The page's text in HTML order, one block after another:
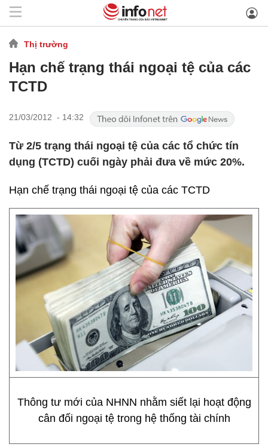
Thị trường
Hạn chế trạng thái ngoại tệ của các
TCTD
21/03/2012 - 14:32
Từ 2/5 trạng thái ngoại tệ của các tổ chức tín
dụng (TCTD) cuối ngày phải đưa về mức 20%.
Hạn chế trạng thái ngoại tệ của các TCTD
Thông tư mới của NHNN nhằm siết lại hoạt động
cân đối ngoại tệ trong hệ thống tài chính